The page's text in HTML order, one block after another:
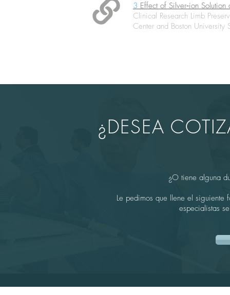
3 Effect of Silver‐ion
Clinical Research Limb
Center and Boston
¿DESEA
¿O tiene alguna
Le pedimos que llene el siguiente
especialistas